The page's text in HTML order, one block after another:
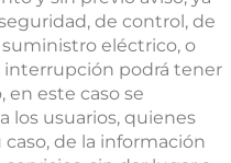
de control, de
eléctrico, o
interrupción podrá tener
este caso se
los usuarios, quienes
de la información